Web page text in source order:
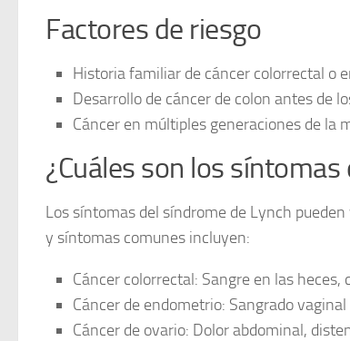
Factores de riesgo
Historia familiar de cáncer colorrectal o
Desarrollo de cáncer de colon antes de
Cáncer en múltiples generaciones de la
¿Cuáles son los
Los síntomas del síndrome de Lynch
y síntomas comunes incluyen:
Cáncer colorrectal: Sangre en las
Cáncer de endometrio: Sangrado
Cáncer de ovario: Dolor abdominal,